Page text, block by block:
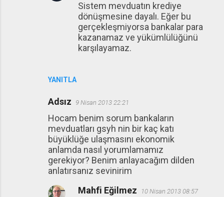
YANITLA
Sistem mevduatın krediye
dönüşmesine dayalı. Eğer bu
gerçekleşmiyorsa bankalar para
kazanamaz ve yükümlülüğünü
karşılayamaz.
Adsız 9 Nisan 2013 22:21
Hocam benim sorum bankaların
mevduatları gsyh nin bir kaç katı
büyüklüğe ulaşmasını ekonomik
anlamda nasıl yorumlamamız
gerekiyor? Benim anlayacağım dilden
anlatırsanız sevinirim
Mahfi Eğilmez 10 Nisan 2013 08:57